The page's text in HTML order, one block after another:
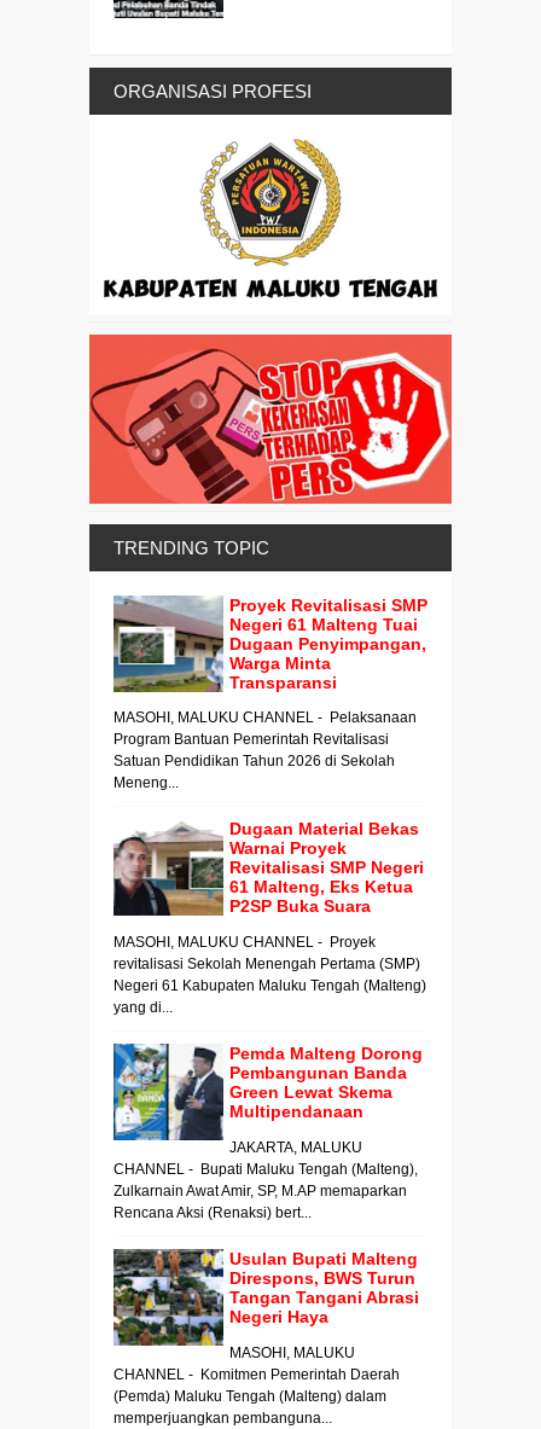
ORGANISASI PROFESI
TRENDING TOPIC
Proyek Revitalisasi SMP
Negeri 61 Malteng Tuai
Dugaan Penyimpangan,
Warga Minta
Transparansi
MASOHI, MALUKU CHANNEL - Pelaksanaan
Program Bantuan Pemerintah Revitalisasi
Satuan Pendidikan Tahun 2026 di Sekolah
Meneng...
Dugaan Material Bekas
Warnai Proyek
Revitalisasi SMP Negeri
61 Malteng, Eks Ketua
P2SP Buka Suara
MASOHI, MALUKU CHANNEL - Proyek
revitalisasi Sekolah Menengah Pertama (SMP)
Negeri 61 Kabupaten Maluku Tengah (Malteng)
yang di...
Pemda Malteng Dorong
Pembangunan Banda
Green Lewat Skema
Multipendanaan
JAKARTA, MALUKU
CHANNEL - Bupati Maluku Tengah (Malteng),
Zulkarnain Awat Amir, SP, M.AP memaparkan
Rencana Aksi (Renaksi) bert...
Usulan Bupati Malteng
Direspons, BWS Turun
Tangan Tangani Abrasi
Negeri Haya
MASOHI, MALUKU
CHANNEL - Komitmen Pemerintah Daerah
(Pemda) Maluku Tengah (Malteng) dalam
memperjuangkan pembanguna...